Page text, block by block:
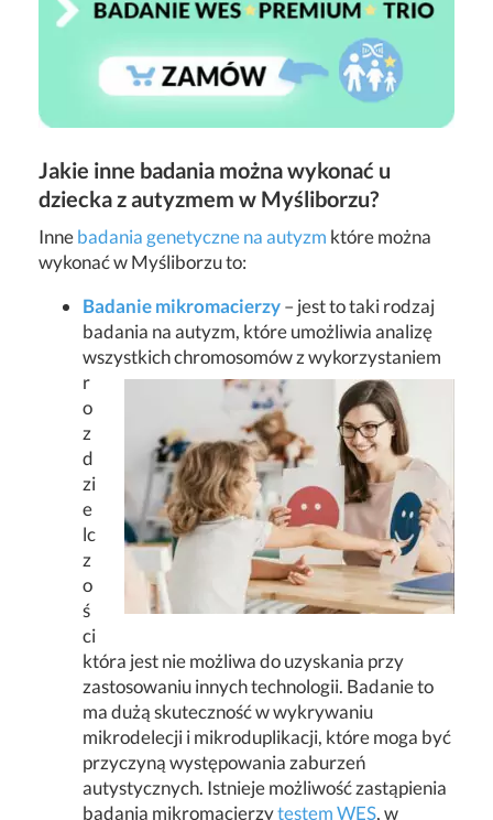
Jakie inne badania można wykonać u
dziecka z autyzmem w Myśliborzu?
Innebadania genetyczne na autyzm które można
wykonać w Myśliborzu to:
Badanie mikromacierzy– jest to taki rodzaj
badania na autyzm, które umożliwia analizę
wszystkich chromosomów z wykorzystaniem
r
o
z
d
zi
e
lc
z
o
ś
ci
która jest nie możliwa do uzyskania przy
zastosowaniu innych technologii. Badanie to
ma dużą skuteczność w wykrywaniu
mikrodelecji i mikroduplikacji, które moga być
przyczyną występowania zaburzeń
autystycznych. Istnieje możliwość zastąpienia
badania mikromacierzytestem WES, w